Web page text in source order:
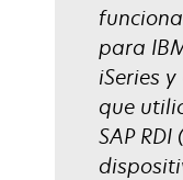
para
iSeries
que
SAP